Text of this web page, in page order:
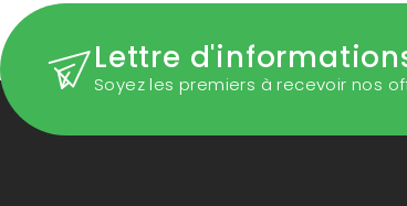
Lettre
Soyez les premiers à recevoir nos